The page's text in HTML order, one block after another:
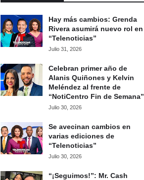
Hay más cambios: Grenda
Rivera asumirá nuevo rol en
“Telenoticias”
Julio 31, 2026
Celebran primer año de
Alanis Quiñones y Kelvin
Meléndez al frente de
“NotiCentro Fin de Semana”
Julio 30, 2026
Se avecinan cambios en
varias ediciones de
“Telenoticias”
Julio 30, 2026
“¡Seguimos!”: Mr. Cash